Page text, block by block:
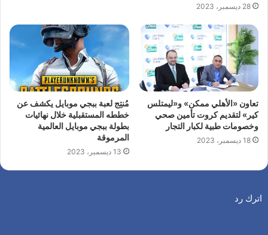
28 ديسمبر، 2023
تعاون «الأهلي ممكن» و«ليمتلس
كير» لتقديم كروت تأمين صحي
وخصومات طبية لكبار التجار
18 ديسمبر، 2023
مُنتِج لعبة ببجي موبايل يكشف عن
خططه المستقبلية خلال نهائيات
بطولة ببجي موبايل العالمية
المرموقة
13 ديسمبر، 2023
اترك رد